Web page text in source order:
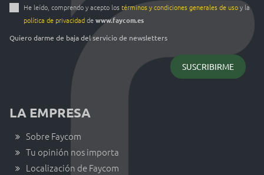
He leído, comprendo y acepto los términos y condiciones generales de usoy la
política de privacidaddewww.faycom.es
Quiero darme de baja del servicio de newsletters
LA EMPRESA
Sobre Faycom
Tu opinión nos importa
Localización de Faycom